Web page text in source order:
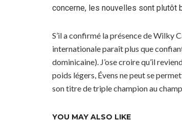
concerne, les nouvelles sont plutôt
S’il a confirmé la présence de Wilky
internationale paraît plus que
dominicaine). J’ose croire qu’il
poids légers, Évens ne peut se
son titre de triple champion au
YOU MAY ALSO LIKE